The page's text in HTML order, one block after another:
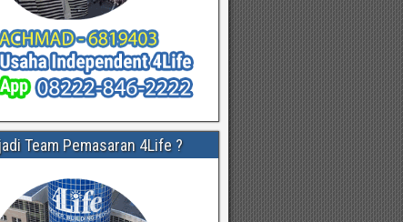
Team Pemasaran 4Life ?